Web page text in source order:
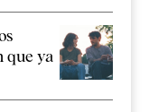
que ya